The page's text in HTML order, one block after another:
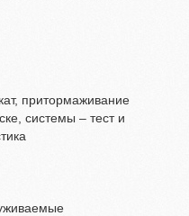
притормаживание
системы – тест и